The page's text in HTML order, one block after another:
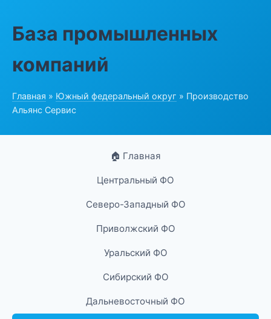
База промышленных
компаний
Главная » Южный федеральный округ » Производство
Альянс Сервис
🏠 Главная
Центральный ФО
Северо-Западный ФО
Приволжский ФО
Уральский ФО
Сибирский ФО
Дальневосточный ФО